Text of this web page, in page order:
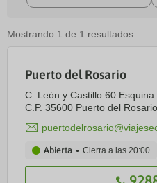
Mostrando 1 de 1 resultados
Puerto del Rosario
C. León y Castillo 60
C.P. 35600 Puerto del Rosario
Abierta Cierra a las 20:00